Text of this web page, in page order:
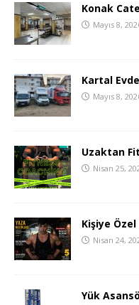
Konak
Mayıs 8,
Kartal
Mayıs 8,
Uzaktan
Nisan 25,
Kişiye
Nisan 24,
Yük